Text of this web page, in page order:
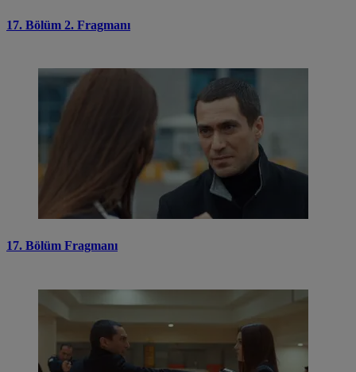
17. Bölüm 2. Fragmanı
17. Bölüm Fragmanı